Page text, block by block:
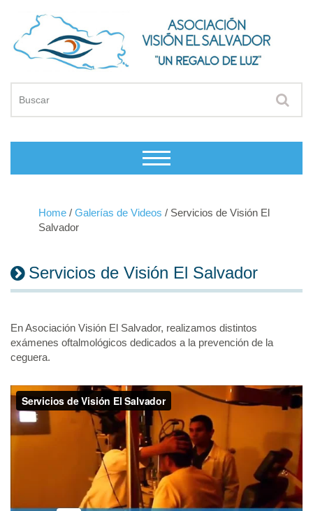
Home / Galerías de Videos / Servicios de Visión El
Salvador
Servicios de Visión El Salvador
En Asociación Visión El Salvador, realizamos distintos
exámenes oftalmológicos dedicados a la prevención de la
ceguera.